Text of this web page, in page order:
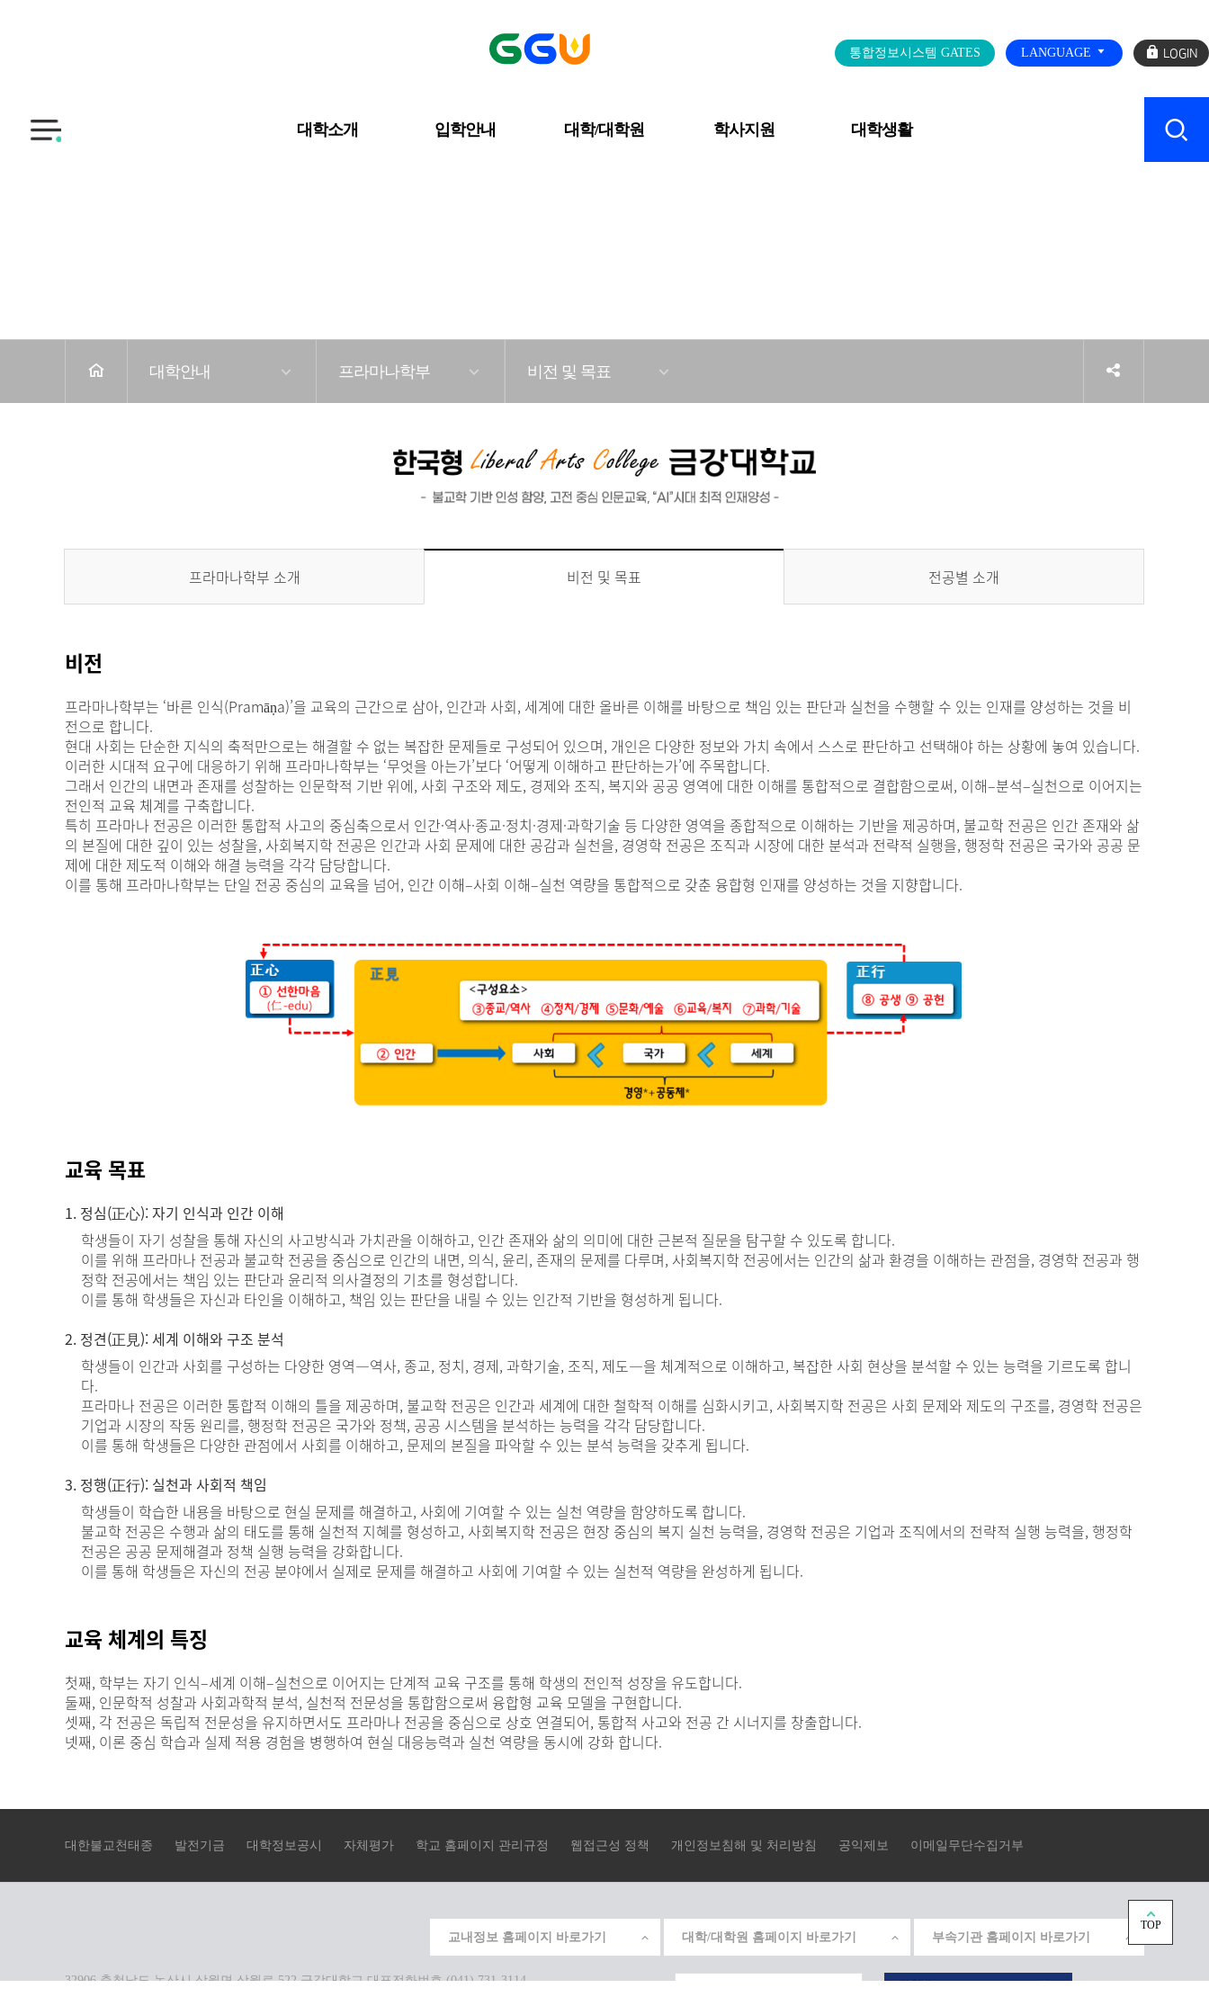
대학소개 입학안내 대학/대학원 학사지원 대학생활
캠퍼스 SERVICE
통합정보시스템 GATES LANGUAGE
로
그
대학안내 프라마나학부 비전 및 목표
프라마나학부 소개 비전 및 목표 전공별 소개
비전
프라마나학부는 ‘바른 인식(Pramāṇa)’을 교육의 근간으로 삼아, 인간과 사회, 세계에 대한 올바른 이해를 바탕으로 책임 있는 판단과 실천을 수행할 수 있는 인재를 양성하는 것을 비
전으로 합니다.
현대 사회는 단순한 지식의 축적만으로는 해결할 수 없는 복잡한 문제들로 구성되어 있으며, 개인은 다양한 정보와 가치 속에서 스스로 판단하고 선택해야 하는 상황에 놓여 있습니다.
이러한 시대적 요구에 대응하기 위해 프라마나학부는 ‘무엇을 아는가’보다 ‘어떻게 이해하고 판단하는가’에 주목합니다.
그래서 인간의 내면과 존재를 성찰하는 인문학적 기반 위에, 사회 구조와 제도, 경제와 조직, 복지와 공공 영역에 대한 이해를 통합적으로 결합함으로써, 이해–분석–실천으로 이어지는
전인적 교육 체계를 구축합니다.
특히 프라마나 전공은 이러한 통합적 사고의 중심축으로서 인간·역사·종교·정치·경제·과학기술 등 다양한 영역을 종합적으로 이해하는 기반을 제공하며, 불교학 전공은 인간 존재와 삶
의 본질에 대한 깊이 있는 성찰을, 사회복지학 전공은 인간과 사회 문제에 대한 공감과 실천을, 경영학 전공은 조직과 시장에 대한 분석과 전략적 실행을, 행정학 전공은 국가와 공공 문
제에 대한 제도적 이해와 해결 능력을 각각 담당합니다.
이를 통해 프라마나학부는 단일 전공 중심의 교육을 넘어, 인간 이해–사회 이해–실천 역량을 통합적으로 갖춘 융합형 인재를 양성하는 것을 지향합니다.
교육 목표
1. 정심(正心): 자기 인식과 인간 이해
학생들이 자기 성찰을 통해 자신의 사고방식과 가치관을 이해하고, 인간 존재와 삶의 의미에 대한 근본적 질문을 탐구할 수 있도록 합니다.
이를 위해 프라마나 전공과 불교학 전공을 중심으로 인간의 내면, 의식, 윤리, 존재의 문제를 다루며, 사회복지학 전공에서는 인간의 삶과 환경을 이해하는 관점을, 경영학 전공과 행
정학 전공에서는 책임 있는 판단과 윤리적 의사결정의 기초를 형성합니다.
이를 통해 학생들은 자신과 타인을 이해하고, 책임 있는 판단을 내릴 수 있는 인간적 기반을 형성하게 됩니다.
2. 정견(正見): 세계 이해와 구조 분석
학생들이 인간과 사회를 구성하는 다양한 영역—역사, 종교, 정치, 경제, 과학기술, 조직, 제도—을 체계적으로 이해하고, 복잡한 사회 현상을 분석할 수 있는 능력을 기르도록 합니
다.
프라마나 전공은 이러한 통합적 이해의 틀을 제공하며, 불교학 전공은 인간과 세계에 대한 철학적 이해를 심화시키고, 사회복지학 전공은 사회 문제와 제도의 구조를, 경영학 전공은
기업과 시장의 작동 원리를, 행정학 전공은 국가와 정책, 공공 시스템을 분석하는 능력을 각각 담당합니다.
이를 통해 학생들은 다양한 관점에서 사회를 이해하고, 문제의 본질을 파악할 수 있는 분석 능력을 갖추게 됩니다.
3. 정행(正行): 실천과 사회적 책임
학생들이 학습한 내용을 바탕으로 현실 문제를 해결하고, 사회에 기여할 수 있는 실천 역량을 함양하도록 합니다.
불교학 전공은 수행과 삶의 태도를 통해 실천적 지혜를 형성하고, 사회복지학 전공은 현장 중심의 복지 실천 능력을, 경영학 전공은 기업과 조직에서의 전략적 실행 능력을, 행정학
전공은 공공 문제해결과 정책 실행 능력을 강화합니다.
이를 통해 학생들은 자신의 전공 분야에서 실제로 문제를 해결하고 사회에 기여할 수 있는 실천적 역량을 완성하게 됩니다.
교육 체계의 특징
첫째, 학부는 자기 인식–세계 이해–실천으로 이어지는 단계적 교육 구조를 통해 학생의 전인적 성장을 유도합니다.
둘째, 인문학적 성찰과 사회과학적 분석, 실천적 전문성을 통합함으로써 융합형 교육 모델을 구현합니다.
셋째, 각 전공은 독립적 전문성을 유지하면서도 프라마나 전공을 중심으로 상호 연결되어, 통합적 사고와 전공 간 시너지를 창출합니다.
넷째, 이론 중심 학습과 실제 적용 경험을 병행하여 현실 대응능력과 실천 역량을 동시에 강화 합니다.
TOP
대한불교천태종 발전기금 대학정보공시 자체평가 학교 홈페이지 관리규정 웹접근성 정책 개인정보침해 및 처리방침 공익제보 이메일무단수집거부
32906 충청남도 논산시 상월면 상월로 522 금강대학교 대표전화번호 (041) 731-3114
교내정보 홈페이지 바로가기 대학/대학원 홈페이지 바로가기 부속기관 홈페이지 바로가기